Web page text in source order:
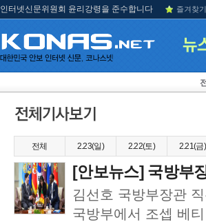
인터넷신문위원회 윤리강령을 준수합니다 즐겨찾
전체 2.23(일) 2.22(토) 2.21(금)
[안보뉴스] 국방부
김선호 국방부장관
국방부에서 조셉 베